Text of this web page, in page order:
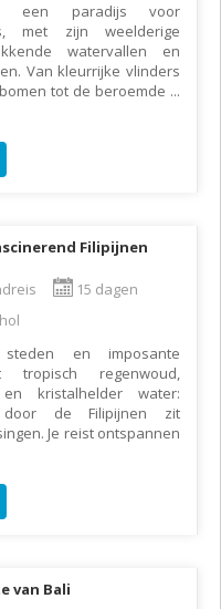
een paradijs voor
met zijn weelderige
watervallen en
Van kleurrijke vlinders
tot de beroemde ...
Filipijnen
15 dagen
en imposante
tropisch regenwoud,
en kristalhelder water:
de Filipijnen zit
Je reist ontspannen
van Bali